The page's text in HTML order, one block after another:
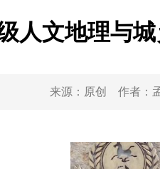
人文地理与
来源： 原创 作者：